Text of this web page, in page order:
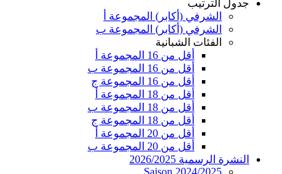
جدول الترتيب
الشرفي (أكابر) المجموعة أ
الشرفي (أكابر) المجموعة ب
الفئات الشبانية
أقل من 16 المجموعة أ
أقل من 16 المجموعة ب
أقل من 16 المجموعة ج
أقل من 18 المجموعة أ
أقل من 18 المجموعة ب
أقل من 18 المجموعة ج
أقل من 20 المجموعة أ
أقل من 20 المجموعة ب
النشرة الرسمية 2026/2025